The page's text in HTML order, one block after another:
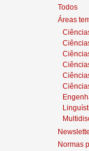
Todos
Áreas
Normas